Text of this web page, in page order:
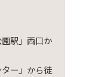
駅」西口か
ー」から徒